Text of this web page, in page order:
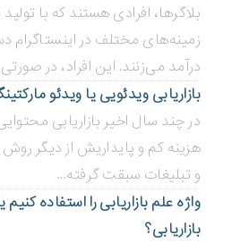
بلاگر‌ها، افرادی هستند که با
زمینه‌های مختلف در
درآمد می‌زنند. این افراد، در
بازاریابی ویدئویی ‌یا ویدئو
در چند سال اخیر بازاریابی
هزینه کم و پایداریش از دیگر روش
و تبلیغات سبقت گرفته...
واژه علم بازاریابی را استفاده کنیم
بازاریابی؟